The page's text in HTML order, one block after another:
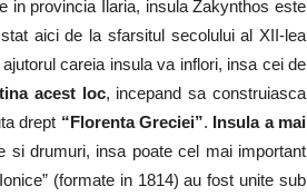
in provincia Ilaria, insula Zakynthos este
aici de la sfarsitul secolului al XII-lea
careia insula va inflori, insa cei de
acest loc, incepand sa construiasca
drept “Florenta Greciei”. Insula a mai
si drumuri, insa poate cel mai important
(formate in 1814) au fost unite sub